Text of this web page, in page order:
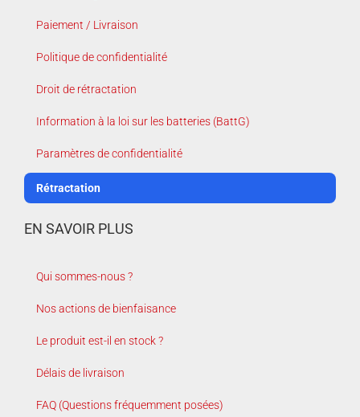
Paiement / Livraison
Politique de confidentialité
Droit de rétractation
Information à la loi sur les batteries (BattG)
Paramètres de confidentialité
Rétractation
EN SAVOIR PLUS
Qui sommes-nous ?
Nos actions de bienfaisance
Le produit est-il en stock ?
Délais de livraison
FAQ (Questions fréquemment posées)